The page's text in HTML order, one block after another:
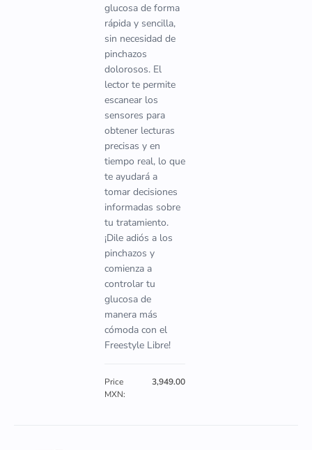
glucosa de forma
rápida y sencilla,
sin necesidad de
pinchazos
dolorosos. El
lector te permite
escanear los
sensores para
obtener lecturas
precisas y en
tiempo real, lo que
te ayudará a
tomar decisiones
informadas sobre
tu tratamiento.
¡Dile adiós a los
pinchazos y
comienza a
controlar tu
glucosa de
manera más
cómoda con el
Freestyle Libre!
Price
MXN:
3,949.00